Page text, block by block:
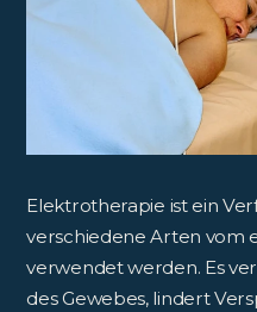
Elektrotherapie ist ein
verschiedene Arten vom
verwendet werden. Es
des Gewebes, lindert